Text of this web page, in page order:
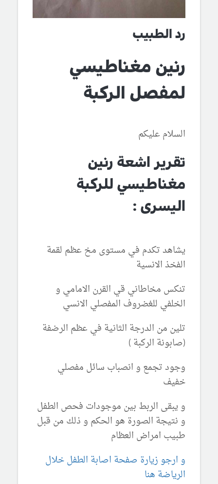
رد الطبيب
رنين مغناطيسي
لمفصل الركبة
السلام عليكم
تقرير اشعة رنين
مغناطيسي للركبة
اليسرى :
يشاهد تكدم في مستوى مخ عظم لقمة
الفخذ الانسية
تنكس مخاطاني قي القرن الامامي و
الخلفي للغضروف المفصلي الانسي
تلين من الدرجة الثانية في عظم الرضفة
(صابونة الركبة )
وجود تجمع و انصباب سائل مفصلي
خفيف
و يبقى الربط بين موجودات فحص الطفل
و نتيجة الصورة هو الحكم و ذلك من قبل
طبيب امراض العظام
و ارجو زيارة صفحة اصابة الطفل خلال
الرياضة هنا